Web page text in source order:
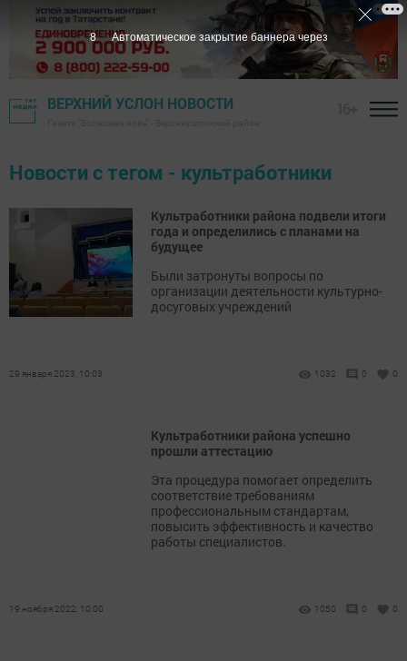
ВЕРХНИЙ УСЛОН НОВОСТИ
Новости с тегом - культработники
Культработники района подвели итоги
года и определились с планами на
будущее
Были затронуты вопросы по
организации деятельности культурно-
досуговых учреждений
29 января 2023, 10:03 1032 0 0
Культработники района успешно
прошли аттестацию
Эта процедура помогает определить
соответствие требованиям
профессиональным стандартам,
повысить эффективность и качество
работы специалистов.
19 ноября 2022, 10:00 1050 0 0
7 Автоматическое закрытие баннера через